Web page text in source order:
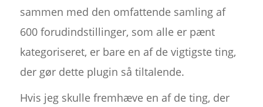
sammen med den omfattende samling af
600 forudindstillinger, som alle er pænt
kategoriseret, er bare en af de vigtigste ting,
der gør dette plugin så tiltalende.
Hvis jeg skulle fremhæve en af de ting, der